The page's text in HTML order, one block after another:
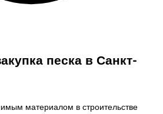
песка в Санкт-
материалом в строительстве